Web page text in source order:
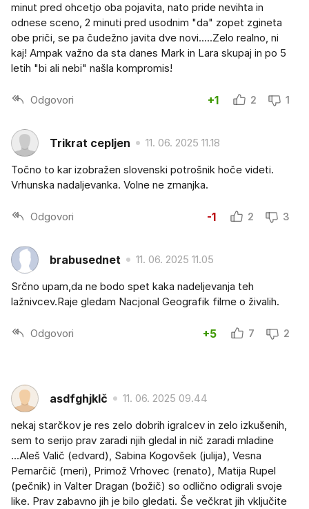
minut pred ohcetjo oba pojavita, nato pride nevihta in
odnese sceno, 2 minuti pred usodnim "da" zopet zgineta
obe priči, se pa čudežno javita dve novi.....Zelo realno, ni
kaj! Ampak važno da sta danes Mark in Lara skupaj in po 5
letih "bi ali nebi" našla kompromis!
Odgovori +1 2 1
Trikrat cepljen 11. 06. 2025 11.18
Točno to kar izobražen slovenski potrošnik hoče videti.
Vrhunska nadaljevanka. Volne ne zmanjka.
Odgovori -1 2 3
brabusednet 11. 06. 2025 11.05
Srčno upam,da ne bodo spet kaka nadeljevanja teh
lažnivcev.Raje gledam Nacjonal Geografik filme o živalih.
Odgovori +5 7 2
asdfghjklč 11. 06. 2025 09.44
nekaj starčkov je res zelo dobrih igralcev in zelo izkušenih,
sem to serijo prav zaradi njih gledal in nič zaradi mladine
...Aleš Valič (edvard), Sabina Kogovšek (julija), Vesna
Pernarčič (meri), Primož Vrhovec (renato), Matija Rupel
(pečnik) in Valter Dragan (božič) so odlično odigrali svoje
like. Prav zabavno jih je bilo gledati. Še večkrat jih vključite